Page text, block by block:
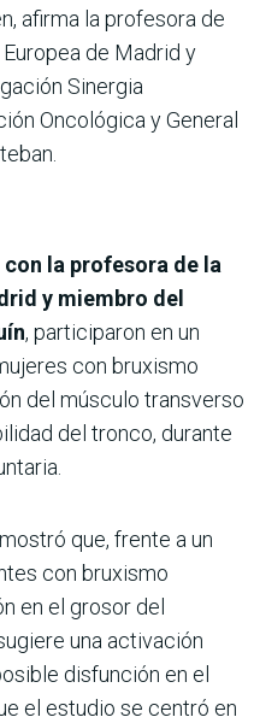
afirma la profesora de
de Madrid y
Sinergia
Oncológica y General
la profesora de la
y miembro del
, participaron en un
con bruxismo
del músculo transverso
del tronco, durante
que, frente a un
con bruxismo
en el grosor del
una activación
disfunción en el
el estudio se centró en